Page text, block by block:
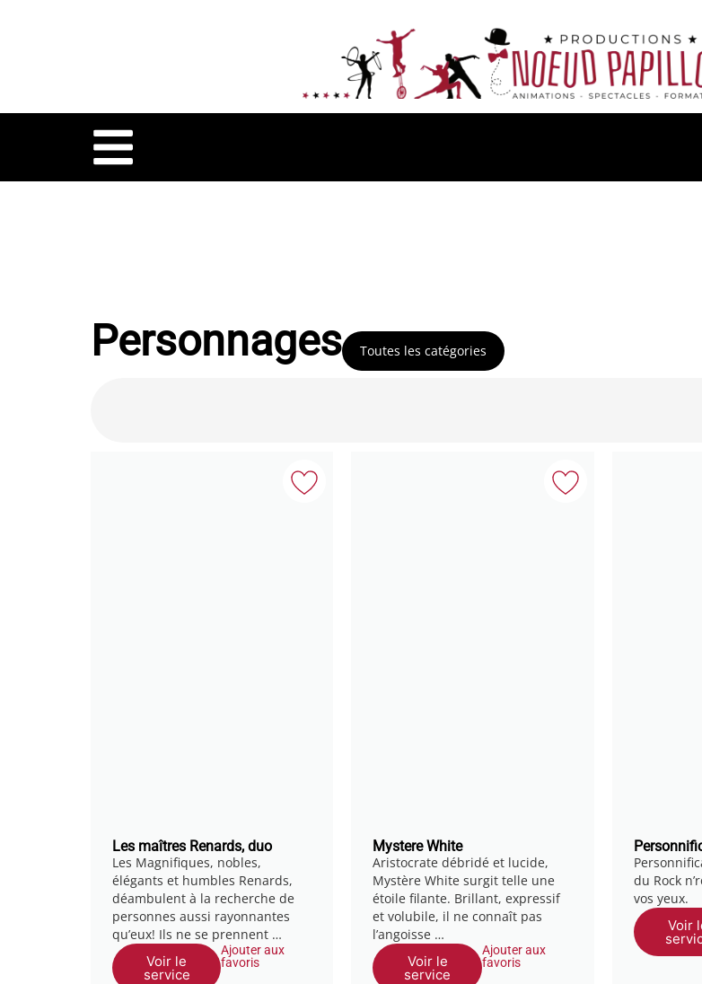
Personnages Toutes les catégories
Les maîtres Renards, duo
Les Magnifiques, nobles,
élégants et humbles Renards,
déambulent à la recherche de
personnes aussi rayonnantes
qu’eux! Ils ne se prennent …
Voir le
service
Ajouter aux
favoris
Mystere White
Aristocrate débridé et lucide,
Mystère White surgit telle une
étoile filante. Brillant, expressif
et volubile, il ne connaît pas
l’angoisse …
Voir le
service
Ajouter aux
favoris
du Rock
vos yeux.
Voir